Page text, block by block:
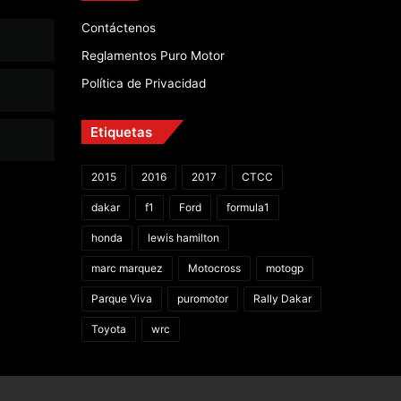
Contáctenos
Reglamentos Puro Motor
Política de Privacidad
Etiquetas
2015 2016 2017 CTCC
dakar f1 Ford formula1
honda lewis hamilton
marc marquez Motocross motogp
Parque Viva puromotor Rally Dakar
Toyota wrc